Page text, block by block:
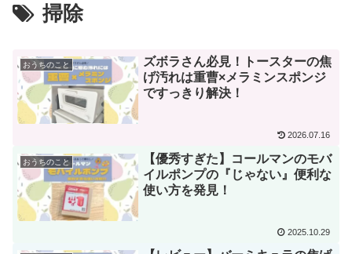
掃除
おうちのこと
ズボラさん必見！トースターの焦
げ汚れは重曹×メラミンスポンジ
ですっきり解決！
2026.07.16
おうちのこと
【優秀すぎた】コールマンのモバ
イルポンプの『じゃない』便利な
使い方を発見！
2025.10.29